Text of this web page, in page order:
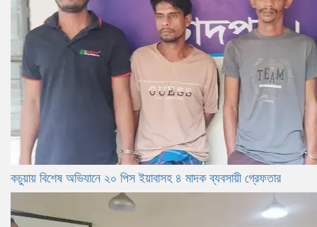
কচুয়ায় বিশেষ অভিযানে ২০ পিস ইয়াবাসহ ৪ মাদক ব্যবসায়ী গ্রেফতার